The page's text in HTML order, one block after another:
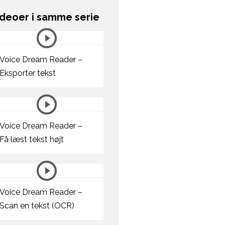
i samme serie
Voice Dream Reader –
Eksporter tekst
Voice Dream Reader –
Få læst tekst højt
Voice Dream Reader –
Scan en tekst (OCR)